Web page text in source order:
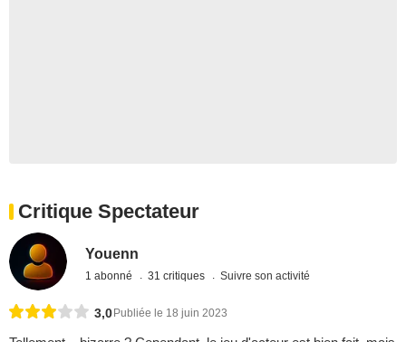
Critique Spectateur
Youenn
1 abonné 31 critiques Suivre son activité
3,0 Publiée le 18 juin 2023